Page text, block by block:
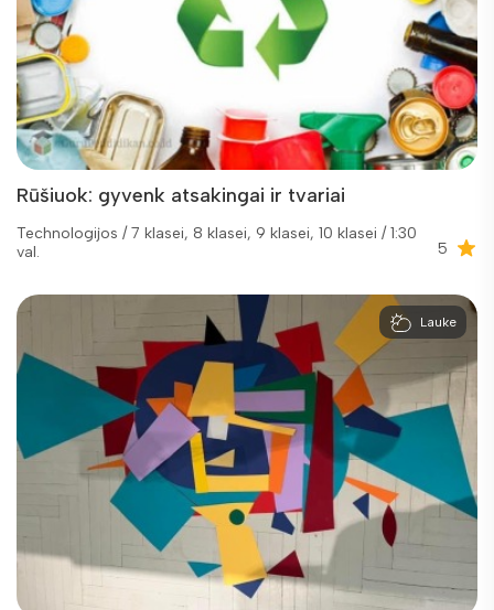
Rūšiuok: gyvenk atsakingai ir tvariai
Technologijos / 7 klasei, 8 klasei, 9 klasei, 10 klasei / 1:30
val.
5
Lauke